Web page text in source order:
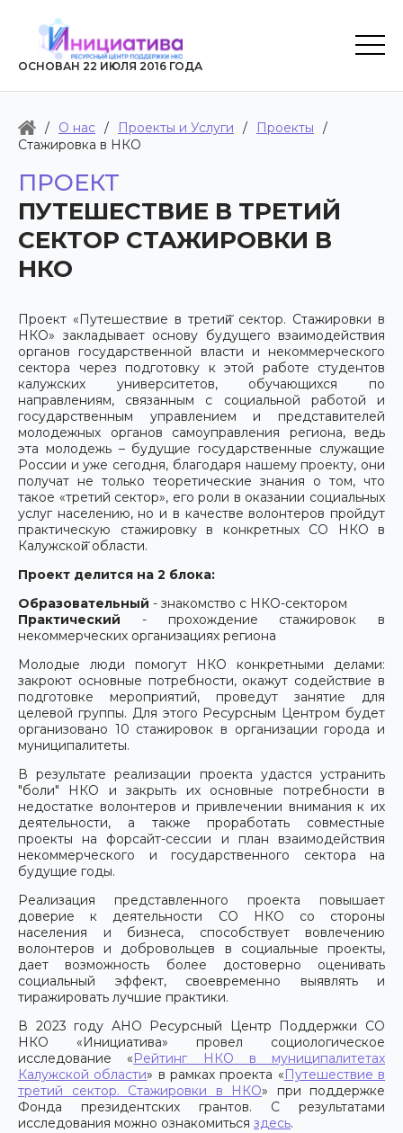
ОСНОВАН 22 ИЮЛЯ 2016 ГОДА
/ О нас / Проекты и Услуги / Проекты
/
Стажировка в НКО
ПРОЕКТ
ПУТЕШЕСТВИЕ В ТРЕТИЙ
СЕКТОР СТАЖИРОВКИ В
НКО
Проект «Путешествие в третий̆ сектор. Стажировки в
НКО» закладывает основу будущего взаимодействия
органов государственной власти и некоммерческого
сектора через подготовку к этой работе студентов
калужских университетов, обучающихся по
направлениям, связанным с социальной работой и
государственным управлением и представителей
молодежных органов самоуправления региона, ведь
эта молодежь – будущие государственные служащие
России и уже сегодня, благодаря нашему проекту, они
получат не только теоретические знания о том, что
такое «третий сектор», его роли в оказании социальных
услуг населению, но и в качестве волонтеров пройдут
практическую стажировку в конкретных СО НКО в
Калужской̆ области.
Проект делится на 2 блока:
Образовательный - знакомство с НКО-сектором
Практический - прохождение стажировок в
некоммерческих организациях региона
Молодые люди помогут НКО конкретными делами:
закроют основные потребности, окажут содействие в
подготовке мероприятий, проведут занятие для
целевой группы. Для этого Ресурсным Центром будет
организовано 10 стажировок в организации города и
муниципалитеты.
В результате реализации проекта удастся устранить
"боли" НКО и закрыть их основные потребности в
недостатке волонтеров и привлечении внимания к их
деятельности, а также проработать совместные
проекты на форсайт-сессии и план взаимодействия
некоммерческого и государственного сектора на
будущие годы.
Реализация представленного проекта повышает
доверие к деятельности СО НКО со стороны
населения и бизнеса, способствует вовлечению
волонтеров и добровольцев в социальные проекты,
дает возможность более достоверно оценивать
социальный эффект, своевременно выявлять и
тиражировать лучшие практики.
В 2023 году АНО Ресурсный Центр Поддержки СО
НКО «Инициатива» провел социологическое
исследование « Рейтинг НКО в муниципалитетах
Калужской области» в рамках проекта « Путешествие в
третий сектор. Стажировки в НКО» при поддержке
Фонда президентских грантов. С результатами
исследования можно ознакомиться здесь.